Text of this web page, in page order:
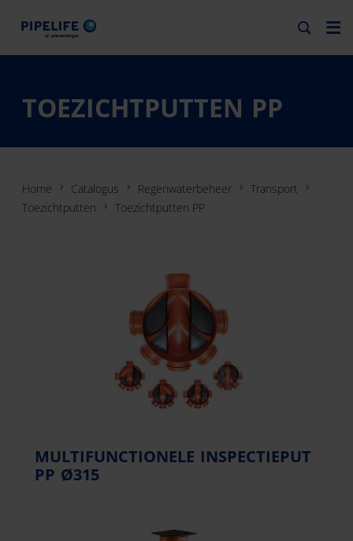
TOEZICHTPUTTEN PP
Home Catalogus Regenwaterbeheer
Transport
Toezichtputten
Toezichtputten PP
MULTIFUNCTIONELE INSPECTIEPUT
PP Ø315